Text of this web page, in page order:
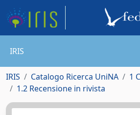
IRIS
IRIS Catalogo Ricerca UniNA
1
1.2 Recensione in rivista